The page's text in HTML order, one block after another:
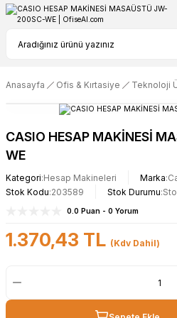
Anasayfa Ofis & Kırtasiye Teknoloji
CASIO HESAP MAKİNESİ
WE
Kategori Hesap Makineleri Marka
Stok Kodu 203589 Stok Durumu
0.0 Puan - 0 Yorum
1.370,43 TL (Kdv Dahil)